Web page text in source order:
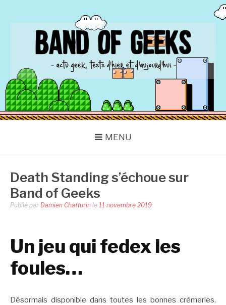
BAND OF GEEKS
Actu Geek d'hier et d'aujourd'hui
MENU
Death Standing s’échoue sur
Band of Geeks
Publié par Damien Chaffurin le 11 novembre 2019
Un jeu qui fedex les
foules…
Désormais disponible dans toutes les bonnes crèmeries,